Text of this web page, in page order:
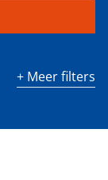
+ Meer filters